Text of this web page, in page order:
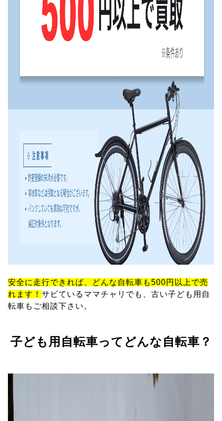
安全に走行できれば、どんな自転車も500円以上で売
れます！ サビているママチャリでも、古い子ども用自
転車もご相談下さい。
子ども用自転車ってどんな自転車？